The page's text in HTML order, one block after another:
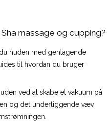
massage og cupping?
huden med gentagende
til hvordan du bruger
ved at skabe et vakuum på
og det underliggende væv